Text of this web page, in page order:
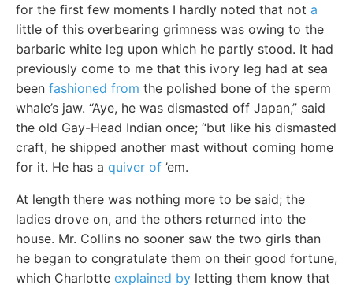
for the first few moments I hardly noted that not a
little of this overbearing grimness was owing to the
barbaric white leg upon which he partly stood. It had
previously come to me that this ivory leg had at sea
been fashioned from the polished bone of the sperm
whale’s jaw. “Aye, he was dismasted off Japan,” said
the old Gay-Head Indian once; “but like his dismasted
craft, he shipped another mast without coming home
for it. He has a quiver of ’em.
At length there was nothing more to be said; the
ladies drove on, and the others returned into the
house. Mr. Collins no sooner saw the two girls than
he began to congratulate them on their good fortune,
which Charlotte explained by letting them know that